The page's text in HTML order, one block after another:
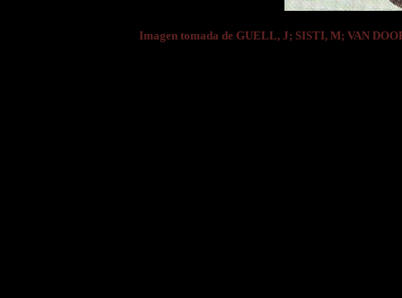
Imagen tomada de GUELL, J; SISTI, M; VAN